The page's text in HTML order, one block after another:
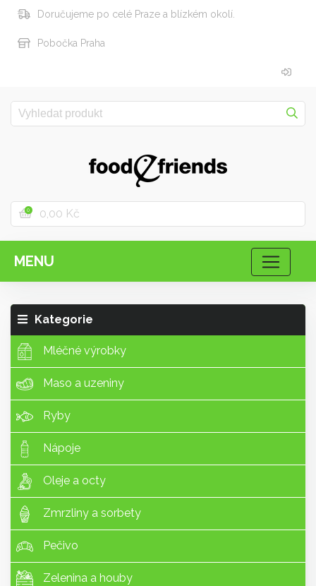
Doručujeme po celé Praze a blízkém okolí.
Pobočka Praha
0 0,00 Kč
MENU
Kategorie
Mléčné výrobky
Maso a uzeniny
Ryby
Nápoje
Oleje a octy
Zmrzliny a sorbety
Pečivo
Zelenina a houby